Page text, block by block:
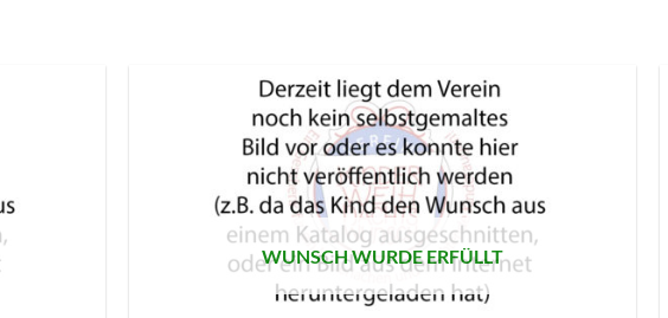
WUNSCH WURDE ERFÜLLT